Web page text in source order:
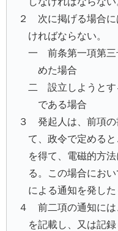
２ 次に掲げる場合に
ければならない。
一 前条第一項第三
めた場合
二 設立しようとす
である場合
３ 発起人は、前項の
て、政令で定める
を得て、電磁的方
る。この場合にお
による通知を発した
４ 前二項の通知には
を記載し、又は記録